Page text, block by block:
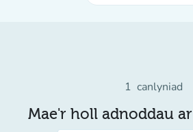
1 canlyniad
Mae'r holl adnoddau